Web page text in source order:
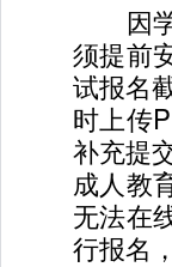
因学
须提前
试报名
时上传
补充提
成人教
无法在
行报名